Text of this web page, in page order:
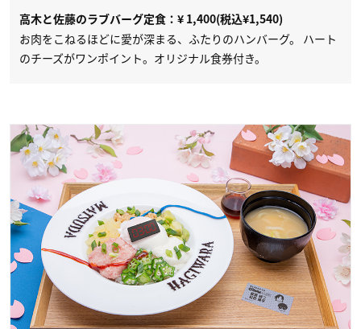
高木と佐藤のラブバーグ定食：¥ 1,400(税込¥1,540)
お肉をこねるほどに愛が深まる、ふたりのハンバーグ。 ハート
のチーズがワンポイント。​オリジナル食券付き。​